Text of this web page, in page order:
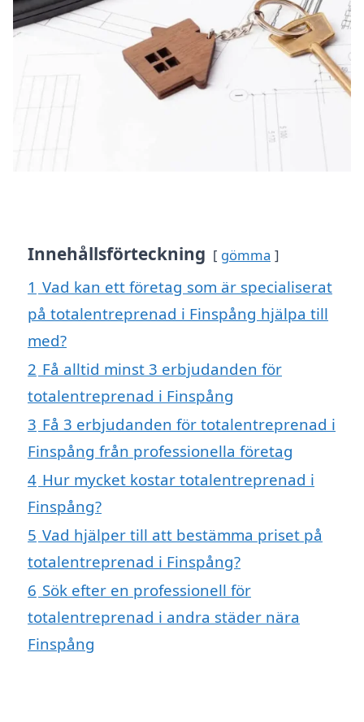
Innehållsförteckning gömma
1 Vad kan ett företag som är specialiserat
på totalentreprenad i Finspång hjälpa till
med?
2 Få alltid minst 3 erbjudanden för
totalentreprenad i Finspång
3 Få 3 erbjudanden för totalentreprenad i
Finspång från professionella företag
4 Hur mycket kostar totalentreprenad i
Finspång?
5 Vad hjälper till att bestämma priset på
totalentreprenad i Finspång?
6 Sök efter en professionell för
totalentreprenad i andra städer nära
Finspång